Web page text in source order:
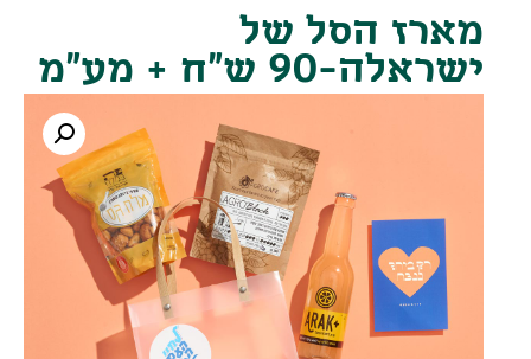
מארז הסל של
ישראלה-90 ש"ח + מע"מ